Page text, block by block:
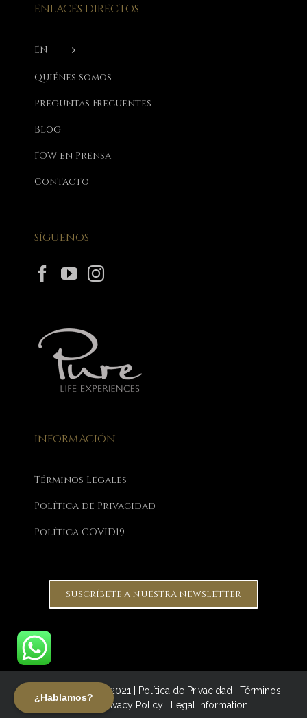
¿Hablamos?
ENLACES DIRECTOS
EN
Quiénes somos
Preguntas Frecuentes
Blog
FOW en Prensa
Contacto
SÍGUENOS
INFORMACIÓN
Términos Legales
Política de Privacidad
Política COVID19
SUSCRÍBETE A NUESTRA NEWSLETTER
Focus on Women 2021 | Política de Privacidad
Términos
Privacy Policy Legal Information